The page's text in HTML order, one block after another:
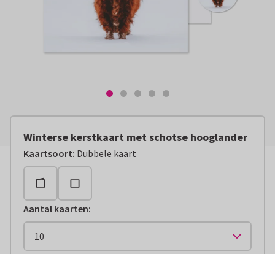
Winterse kerstkaart met schotse hooglander
Kaartsoort: Dubbele kaart
Aantal kaarten: